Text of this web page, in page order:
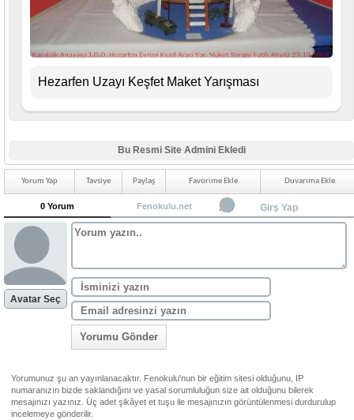
Hezarfen Uzayı Keşfet Maket Yarışması
Bu Resmi Site Admini Ekledi
Yorum Yap Tavsiye Paylaş Favorime Ekle Duvarıma Ekle
0 Yorum Fenokulu.net Girş Yap
Avatar Seç
Yorumu Gönder
Yorumunuz şu an yayınlanacaktır. Fenokulu'nun bir eğitim sitesi olduğunu, IP
numaranızın bizde saklandığını ve yasal sorumluluğun size ait olduğunu bilerek
mesajınızı yazınız. Üç adet şikâyet et tuşu ile mesajınızın görüntülenmesi durdurulup
incelemeye gönderilir.